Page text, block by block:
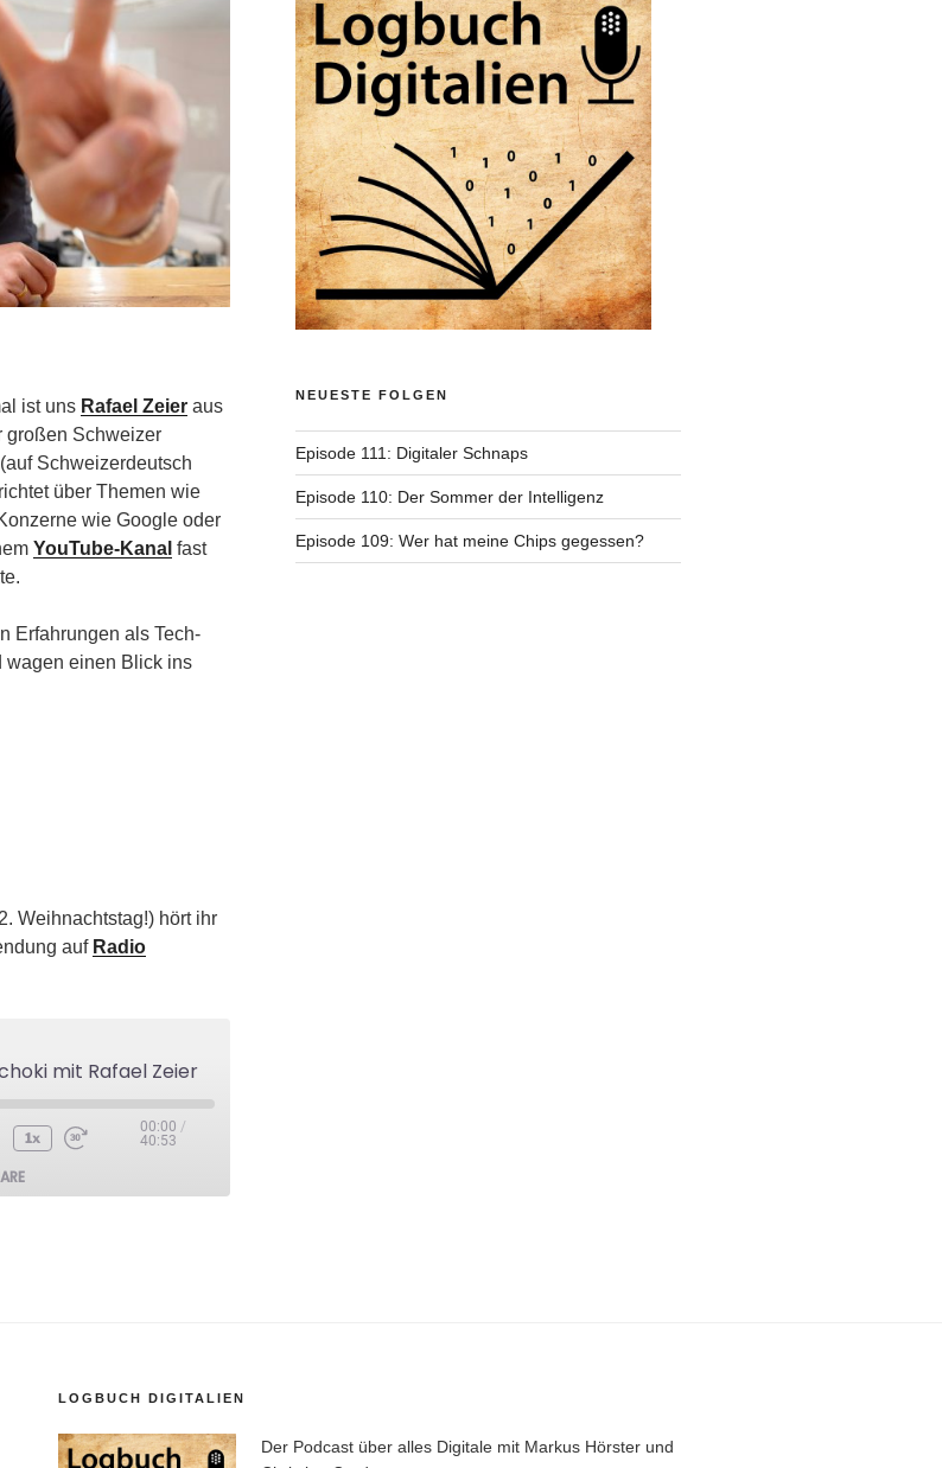
ist uns Rafael Zeier aus
großen Schweizer
Schweizerdeutsch
über Themen wie
wie Google oder
YouTube-Kanal fast
Erfahrungen als Tech-
wagen einen Blick ins
Weihnachtstag!) hört ihr
auf Radio
mit Rafael Zeier
Rewind
10
1x
00:00 /
40:53
NEUESTE FOLGEN
Episode 111: Digitaler Schnaps
Episode 110: Der Sommer der Intelligenz
Episode 109: Wer hat meine Chips gegessen?
LOGBUCH DIGITALIEN
Der Podcast über alles Digitale mit Markus Hörster und